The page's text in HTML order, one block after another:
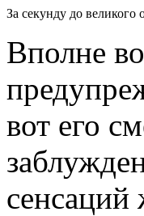
За секунду до великого
Вполне
вот его